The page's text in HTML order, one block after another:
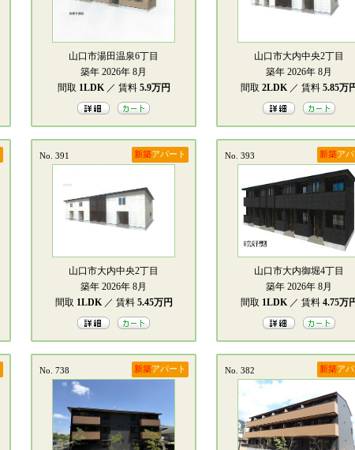
山口市湯田温泉6丁目
築年 2026年 8月
間取 1LDK／ 賃料 5.9万円
山口市大内中央2丁目
築年 2026年 8月
間取 2LDK／ 賃料 5.85万
No. 391 新築アパート
山口市大内中央2丁目
築年 2026年 8月
間取 1LDK／ 賃料 5.45万円
No. 393 新築ア
山口市大内御堀4丁目
築年 2026年 8月
間取 1LDK／ 賃料 4.75万
No. 738 新築アパート No. 382 新築ア